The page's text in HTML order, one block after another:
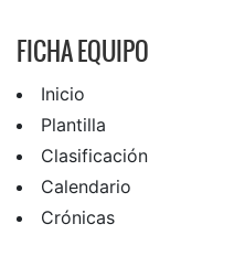
FICHA EQUIPO
Inicio
Plantilla
Clasificación
Calendario
Crónicas